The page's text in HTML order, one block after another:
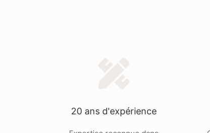
20 ans d'expérience